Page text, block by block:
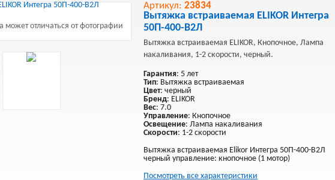
может отличаться от фотографии
Артикул: 23834
Вытяжка встраиваемая ELIKOR Интегра
50П-400-В2Л
Вытяжка встраиваемая ELIKOR, Кнопочное, Лампа
накаливания, 1-2 скорости, черный.
Гарантия: 5 лет
Тип: Вытяжка встраиваемая
Цвет: черный
Бренд: ELIKOR
Вес: 7.0
Управление: Кнопочное
Освещение: Лампа накаливания
Скорости: 1-2 скорости
Вытяжка встраиваемая Elikor Интегра 50П-400-В2Л
черный управление: кнопочное (1 мотор)
Посмотреть все характеристики